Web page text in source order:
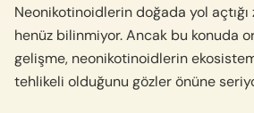
Neonikotinoidlerin doğada yol
henüz bilinmiyor. Ancak bu konuda
gelişme, neonikotinoidlerin
tehlikeli olduğunu gözler önüne